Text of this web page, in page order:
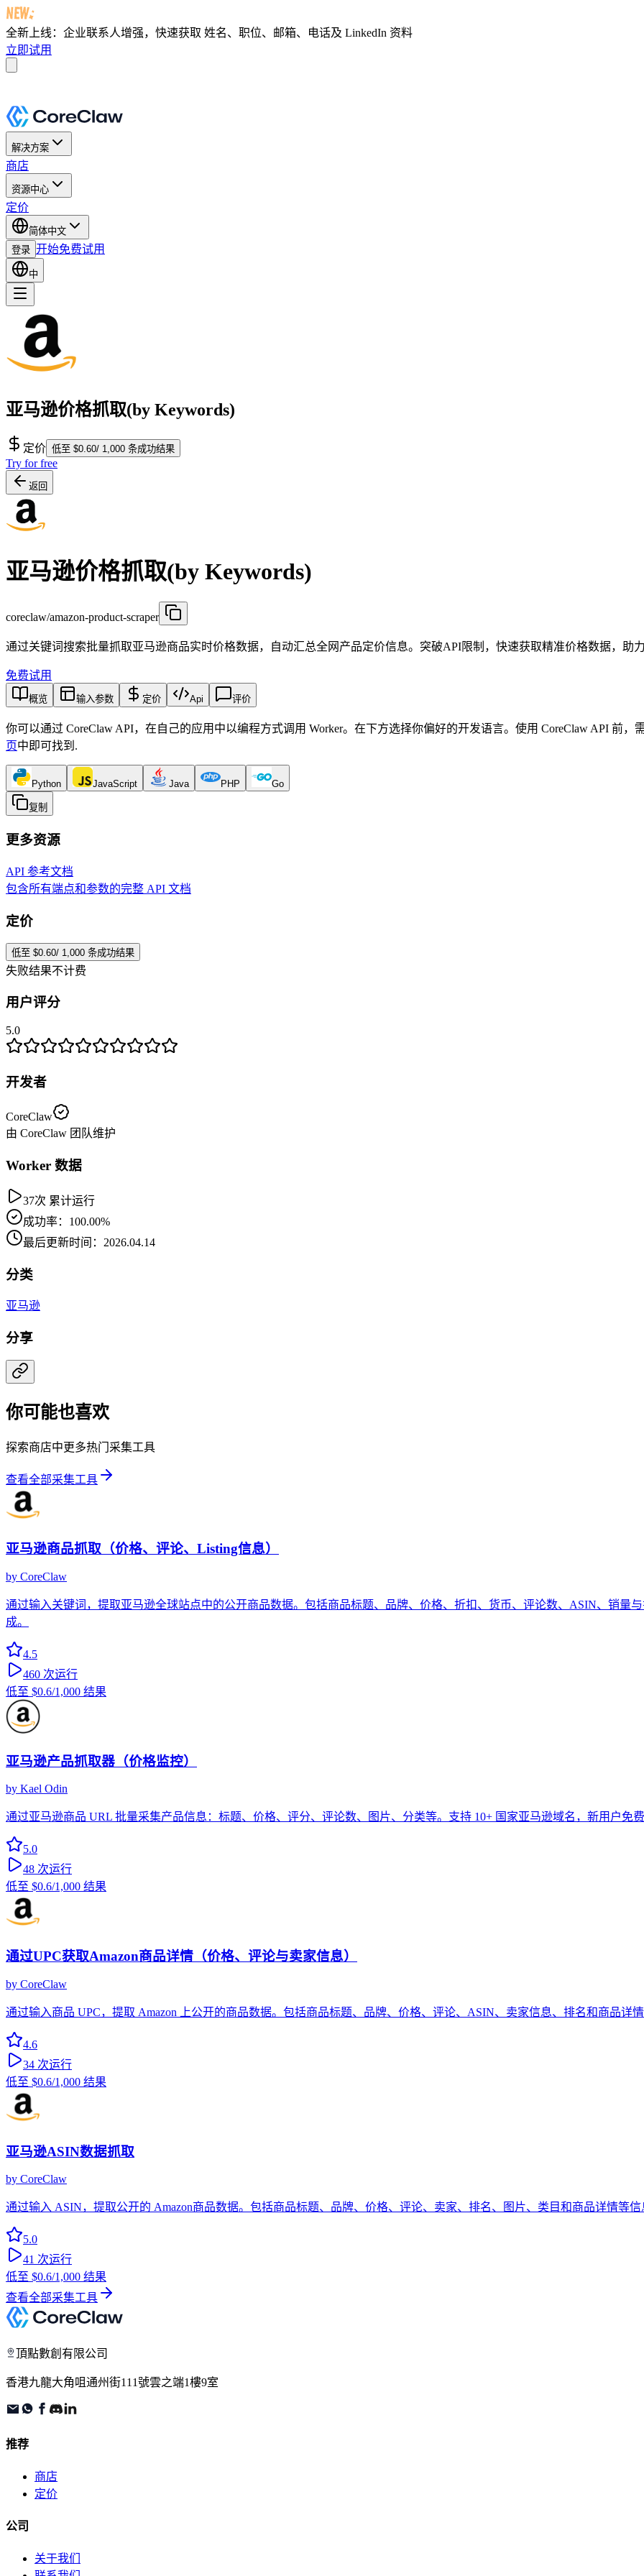
全新上线：企业联系人增强，快速获取 姓名、职位、邮箱、电话及 LinkedIn 资料
立即试用
解决方案
商店
资源中心
定价
简体中文
登录 开始免费试用
中
亚马逊价格抓取(by Keywords)
定价 低至 $0.60/ 1,000 条成功结果
Try for free
返回
亚马逊价格抓取(by Keywords)
coreclaw/amazon-product-scraper
通过关键词搜索批量抓取亚马逊商品实时价格数据，自动汇总全网产品定价信息。突破API限制，快速获取精准价格数据，助
免费试用
概览 输入参数 定价 Api 评价
你可以通过 CoreClaw API，在自己的应用中以编程方式调用 Worker。在下方选择你偏好的开发语言。使用 CoreClaw API 前
页中即可找到 .
Python JavaScript Java PHP Go
复制
更多资源
API 参考文档
包含所有端点和参数的完整 API 文档
定价
低至 $0.60/ 1,000 条成功结果
失败结果不计费
用户评分
5.0
开发者
CoreClaw
由 CoreClaw 团队维护
Worker 数据
37次 累计运行
成功率：100.00%
最后更新时间：2026.04.14
分类
亚马逊
分享
你可能也喜欢
探索商店中更多热门采集工具
查看全部采集工具
亚马逊商品抓取（价格、评论、Listing信息）
by CoreClaw
通过输入关键词，提取亚马逊全球站点中的公开商品数据。包括商品标题、品牌、价格、折扣、货币、评论数、ASIN、销量
成。
4.5
460 次运行
低至 $0.6/1,000 结果
亚马逊产品抓取器（价格监控）
by Kael Odin
通过亚马逊商品 URL 批量采集产品信息：标题、价格、评分、评论数、图片、分类等。支持 10+ 国家亚马逊域名，新用户免费
5.0
48 次运行
低至 $0.6/1,000 结果
通过UPC获取Amazon商品详情（价格、评论与卖家信息）
by CoreClaw
通过输入商品 UPC，提取 Amazon 上公开的商品数据。包括商品标题、品牌、价格、评论、ASIN、卖家信息、排名和商品详
4.6
34 次运行
低至 $0.6/1,000 结果
亚马逊ASIN数据抓取
by CoreClaw
通过输入 ASIN，提取公开的 Amazon商品数据。包括商品标题、品牌、价格、评论、卖家、排名、图片、类目和商品详情等
5.0
41 次运行
低至 $0.6/1,000 结果
查看全部采集工具
頂點數創有限公司
香港九龍大角咀通州街111號雲之端1樓9室
推荐
商店
定价
公司
关于我们